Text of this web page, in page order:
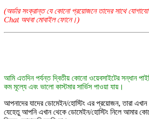
(অর্ডার সংক্রান্ত যে কোনো প্রয়োজনে তাদের সাথে
Chat অথবা মোবাইল ফোনে।)
আমি এতদিন পর্যন্ত দ্বিতীয় কোনো ওয়েবসাইটের সন্ধান
কম মূল্যে এবং ভালো কাস্টমার সার্ভিস পাওয়া যায়।
আপনাদের যাদের ডোমেইন/হোস্টিং এর প্রয়োজন, তারা এখান
যেহেতু আপনি এখান থেকে ডোমেইন/হোস্টিং নিলে আমার